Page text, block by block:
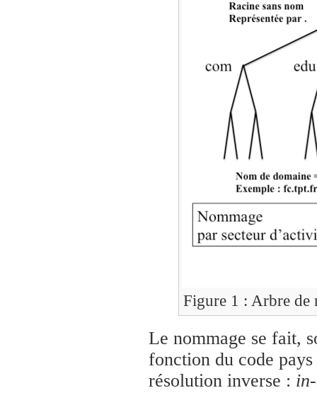
Figure 1 : Arbre de
Le nommage se fait,
fonction du code
résolution inverse :